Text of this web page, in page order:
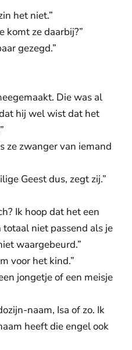
het niet.”
komt ze daarbij?”
gezegd.”
Die was al
hij wel wist dat het
ze zwanger van iemand
Geest dus, zegt zij.”
Ik hoop dat het een
niet passend als je
waargebeurd.”
voor het kind.”
jongetje of een meisje
naam, Isa of zo. Ik
heeft die engel ook